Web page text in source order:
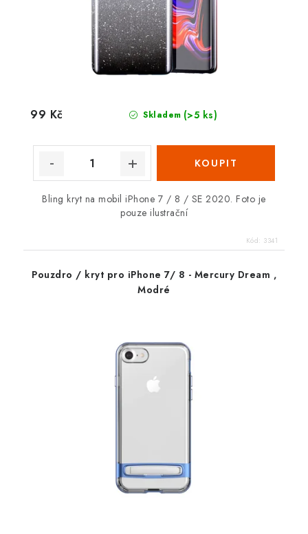
Skladem (>5 ks)
99 Kč
Bling kryt na mobil iPhone 7 / 8 / SE 2020. Foto je
pouze ilustrační
Kód: 3341
Pouzdro / kryt pro iPhone 7/ 8 - Mercury Dream ,
Modré